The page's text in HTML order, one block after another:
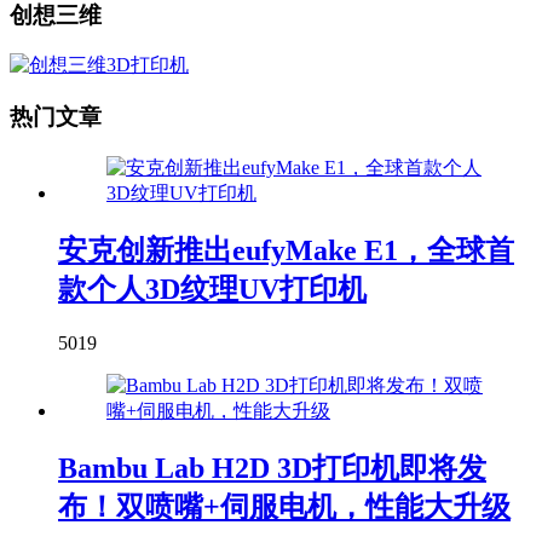
创想三维
热门文章
安克创新推出eufyMake E1，全球首
款个人3D纹理UV打印机
5019
Bambu Lab H2D 3D打印机即将发
布！双喷嘴+伺服电机，性能大升级